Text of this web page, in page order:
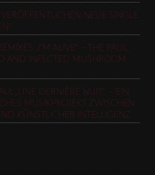
VERÖFFENTLICHEN NEUE SINGLE
„I’M ALIVE“ – THE PAUL
AND INFECTED MUSHROOM
„UNE DERNIÈRE NUIT“ – EIN
MUSIKPROJEKT ZWISCHEN
KÜNSTLICHER INTELLIGENZ